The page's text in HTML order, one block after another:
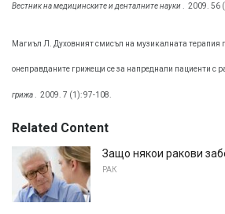
Вестник на медицинските и денталните науки. 2009. 56
Магиъл Л. Духовният смисъл на музикалната терапия
онеправданите грижещи се за напреднали пациенти с
грижа 2009. 7 (1): 97-108.
Related Content
Защо някои ракови
РАК